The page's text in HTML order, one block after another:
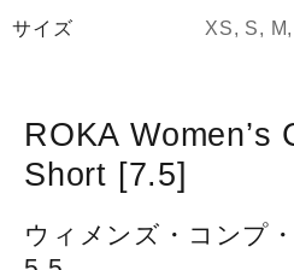
カ)Women's
[5.5]
[Size:
XS]
個
サイズ XS, S,
ROKA Women’s
Short [7.5]
ウィメンズ・コンプ